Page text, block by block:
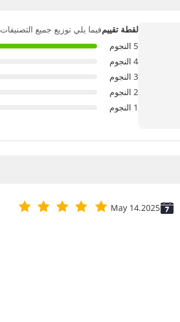
لقطة تقييمفيما يلي توزيع جميع التصنيفات
5 النجوم
4 النجوم
3 النجوم
2 النجوم
1 النجوم
May 14.2025